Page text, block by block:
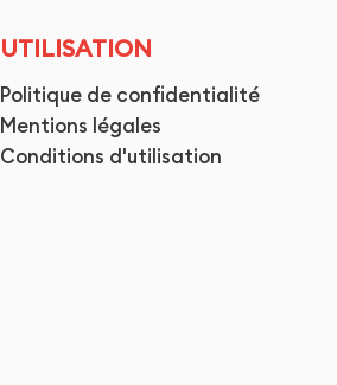
UTILISATION
Politique de confidentialité
Mentions légales
Conditions d'utilisation